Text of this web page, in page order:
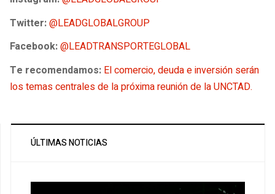
Twitter:@LEADGLOBALGROUP
Facebook:@LEADTRANSPORTEGLOBAL
Te recomendamos: El comercio, deuda e inversión serán
los temas centrales de la próxima reunión de la UNCTAD.
ÚLTIMAS NOTICIAS